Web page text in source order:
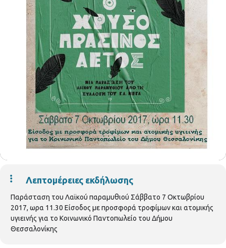
Λεπτομέρειες εκδήλωσης
Παράσταση του Λαϊκού παραμυθιού Σάββατο 7 Οκτωβρίου
2017, ωρα 11.30 Είσοδος με προσφορά τροφίμων και ατομικής
υγιεινής για το Κοινωνικό Παντοπωλείο του Δήμου
Θεσσαλονίκης